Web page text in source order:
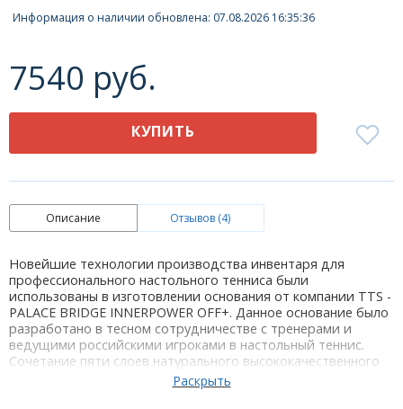
Информация о наличии обновлена: 07.08.2026 16:35:36
7540 руб.
КУПИТЬ
Описание Отзывов (4)
Новейшие технологии производства инвентаря для
профессионального настольного тенниса были
использованы в изготовлении основания от компании TTS -
PALACE BRIDGE INNERPOWER OFF+. Данное основание было
разработано в тесном сотрудничестве с тренерами и
ведущими российскими игроками в настольный теннис.
Сочетание пяти слоев натурального высококачественного
дерева и двух слоев Arylate-Carbon, расположенных сразу
после основного слоя (InnerPower Technology), создает